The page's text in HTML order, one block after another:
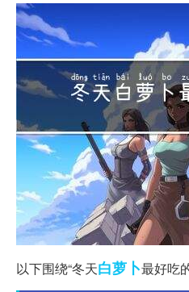
以下围绕“冬天白萝卜最好吃